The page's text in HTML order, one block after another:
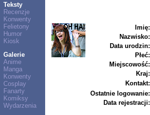
Teksty
Recenzje
Konwenty
Felietony
Humor
Kiosk
Galerie
Anime
Manga
Konwenty
Cosplay
Fanarty
Komiksy
Wydarzenia
Imię:
Nazwisko:
Data urodzin:
Płeć:
Miejscowość:
Kraj:
Kontakt:
Ostatnie logowanie:
Data rejestracji: